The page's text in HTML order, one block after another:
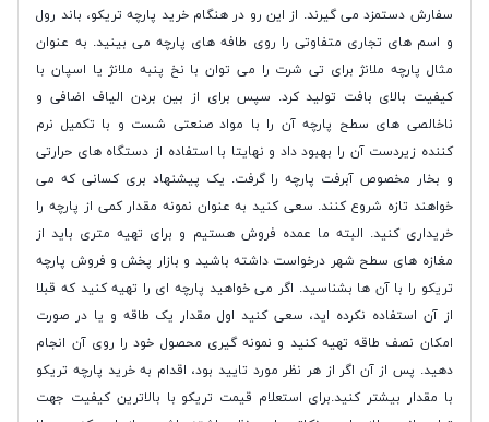
سفارش دستمزد می گیرند. از این رو در هنگام خرید پارچه تریکو، باند رول
و اسم های تجاری متفاوتی را روی طافه های پارچه می بینید. به عنوان
مثال پارچه ملانژ برای تی شرت را می توان با نخ پنبه ملانژ یا اسپان با
کیفیت بالای بافت تولید کرد. سپس برای از بین بردن الیاف اضافی و
ناخالصی های سطح پارچه آن را با مواد صنعتی شست و با تکمیل نرم
کننده زیردست آن را بهبود داد و نهایتا با استفاده از دستگاه های حرارتی
و بخار مخصوص آبرفت پارچه را گرفت. یک پیشنهاد بری کسانی که می
خواهند تازه شروع کنند. سعی کنید به عنوان نمونه مقدار کمی از پارچه را
خریداری کنید. البته ما عمده فروش هستیم و برای تهیه متری باید از
مغازه های سطح شهر درخواست داشته باشید و بازار پخش و فروش پارچه
تریکو را با آن ها بشناسید. اگر می خواهید پارچه ای را تهیه کنید که قبلا
از آن استفاده نکرده اید، سعی کنید اول مقدار یک طاقه و یا در صورت
امکان نصف طاقه تهیه کنید و نمونه گیری محصول خود را روی آن انجام
دهید. پس از آن اگر از هر نظر مورد تایید بود، اقدام به خرید پارچه تریکو
با مقدار بیشتر کنید.برای استعلام قیمت تریکو با بالاترین کیفیت جهت